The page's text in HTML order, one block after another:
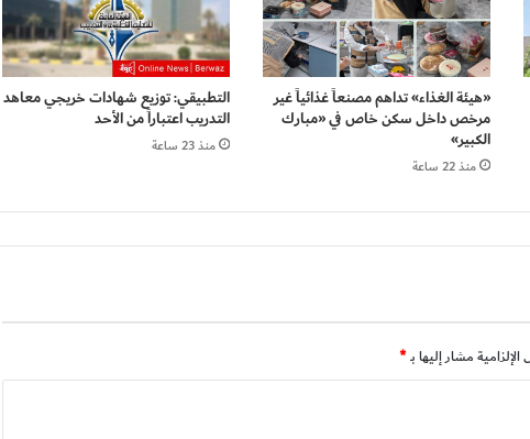
«هيئة الغذاء» تداهم مصنعاً غذائياً غير
مرخص داخل سكن خاص في «مبارك
الكبير»
منذ 22 ساعة
التطبيقي: توزيع شهادات خريجي معاهد
التدريب اعتباراً من الأحد
منذ 23 ساعة
مشار إليها بـ*